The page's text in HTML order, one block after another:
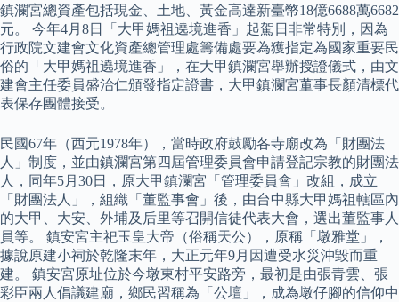
鎮瀾宮總資產包括現金、土地、黃金高達新臺幣18億6688萬6682
元。 今年4月8日「大甲媽祖遶境進香」起駕日非常特別，因為
行政院文建會文化資產總管理處籌備處要為獲指定為國家重要民
俗的「大甲媽祖遶境進香」，在大甲鎮瀾宮舉辦授證儀式，由文
建會主任委員盛治仁頒發指定證書，大甲鎮瀾宮董事長顏清標代
表保存團體接受。
民國67年（西元1978年），當時政府鼓勵各寺廟改為「財團法
人」制度，並由鎮瀾宮第四屆管理委員會申請登記宗教的財團法
人，同年5月30日，原大甲鎮瀾宮「管理委員會」改組，成立
「財團法人」，組織「董監事會」後，由台中縣大甲媽祖轄區內
的大甲、大安、外埔及后里等召開信徒代表大會，選出董監事人
員等。 鎮安宮主祀玉皇大帝（俗稱天公），原稱「墩雅堂」，
據說原建小祠於乾隆末年，大正元年9月因遭受水災沖毀而重
建。 鎮安宮原址位於今墩東村平安路旁，最初是由張青雲、張
彩臣兩人倡議建廟，鄉民習稱為「公壇」，成為墩仔腳的信仰中